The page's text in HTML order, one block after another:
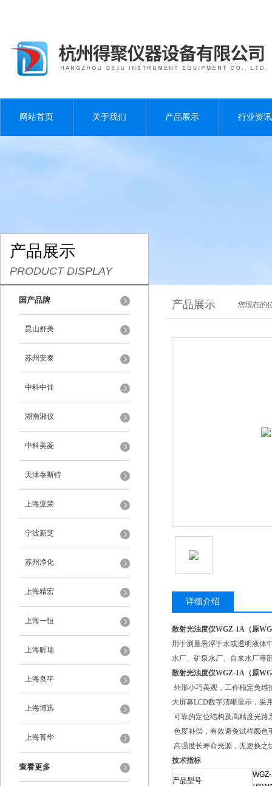
网站首页 关于我们 产品展示 行业资讯
产品展示
PRODUCT DISPLAY
国产品牌
昆山舒美
苏州安泰
中科中佳
湖南湘仪
中科美菱
天津泰斯特
上海亚荣
宁波新芝
苏州净化
上海精宏
上海一恒
上海昕瑞
上海良平
上海博迅
上海菁华
查看更多
产品展示 您现在的
详细介绍
散射光浊度仪WGZ-1A（原
用于测量悬浮于水或透明液体
水厂、矿泉水厂、自来水厂等
散射光浊度仪WGZ-1A（原
外形小巧美观，工作稳定免维
大屏幕LCD数字清晰显示，采
可靠的定位结构及高精度光路
色度补偿，有效避免试样颜色
高强度长寿命光源，无更换之
技术指标
产品型号